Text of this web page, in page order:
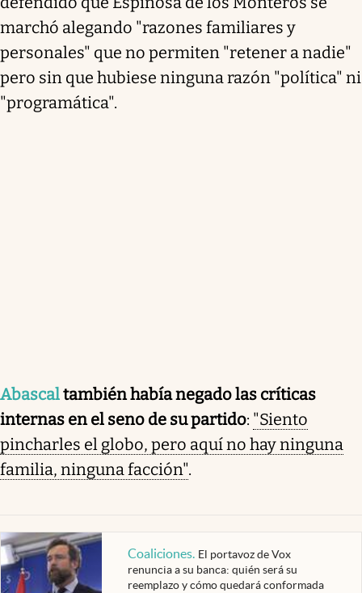
marchó alegando "razones familiares y
personales" que no permiten "retener a nadie"
pero sin que hubiese ninguna razón "política" ni
"programática".
Abascaltambién había negado las críticas
internas en el seno de su partido: "Siento
pincharles el globo, pero aquí no hay ninguna
familia, ninguna facción".
Coaliciones. El portavoz de Vox
renuncia a su banca: quién será su
reemplazo y cómo quedará conformada